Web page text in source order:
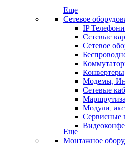
Еще
Сетевое
IP
Сетевые
Сетевое
Конвертеры
Модемы,
Сетевые
Модули,
Сервисные
Еще
Монтажное